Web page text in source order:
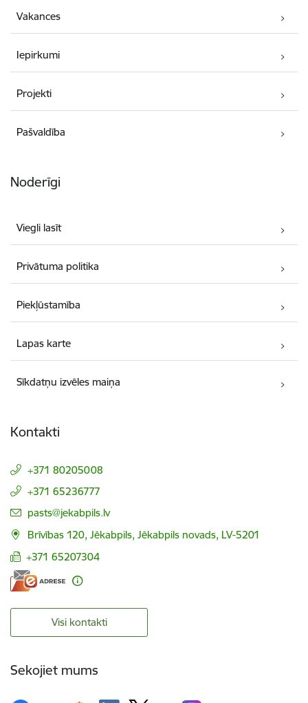
Vakances
Iepirkumi
Projekti
Pašvaldība
Noderīgi
Viegli lasīt
Privātuma politika
Piekļūstamība
Lapas karte
Sīkdatņu izvēles maiņa
Kontakti
+371 80205008
+371 65236777
E-pasts:
pasts@jekabpils.lv
Brīvības 120, Jēkabpils, Jēkabpils novads, LV-5201
+371 65207304
Visi kontakti
Sekojiet mums